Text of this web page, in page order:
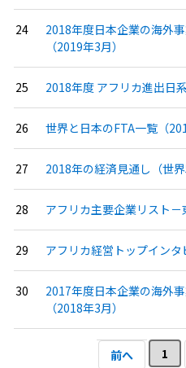
2018年度日本企業の海外
（2019年3月）
2018年度 アフリカ進出日
世界と日本のFTA一覧（
2018年の経済見通し（世
アフリカ主要企業リスト－
アフリカ経営トップインタ
2017年度日本企業の海外
（2018年3月）
前へ 1